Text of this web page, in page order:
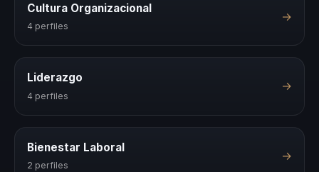
Cultura Organizacional
4 perfiles
→
Liderazgo
4 perfiles
→
Bienestar Laboral
2 perfiles
→